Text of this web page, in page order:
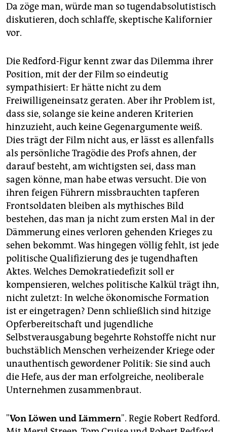
Da zöge man, würde man so tugendabsolutistisch
diskutieren, doch schlaffe, skeptische Kalifornier
vor.
Die Redford-Figur kennt zwar das Dilemma ihrer
Position, mit der der Film so eindeutig
sympathisiert: Er hätte nicht zu dem
Freiwilligeneinsatz geraten. Aber ihr Problem ist,
dass sie, solange sie keine anderen Kriterien
hinzuzieht, auch keine Gegenargumente weiß.
Dies trägt der Film nicht aus, er lässt es allenfalls
als persönliche Tragödie des Profs ahnen, der
darauf besteht, am wichtigsten sei, dass man
sagen könne, man habe etwas versucht. Die von
ihren feigen Führern missbrauchten tapferen
Frontsoldaten bleiben als mythisches Bild
bestehen, das man ja nicht zum ersten Mal in der
Dämmerung eines verloren gehenden Krieges zu
sehen bekommt. Was hingegen völlig fehlt, ist jede
politische Qualifizierung des je tugendhaften
Aktes. Welches Demokratiedefizit soll er
kompensieren, welches politische Kalkül trägt ihn,
nicht zuletzt: In welche ökonomische Formation
ist er eingetragen? Denn schließlich sind hitzige
Opferbereitschaft und jugendliche
Selbstverausgabung begehrte Rohstoffe nicht nur
buchstäblich Menschen verheizender Kriege oder
unauthentisch gewordener Politik: Sie sind auch
die Hefe, aus der man erfolgreiche, neoliberale
Unternehmen zusammenbraut.
"Von Löwen und Lämmern". Regie Robert Redford.